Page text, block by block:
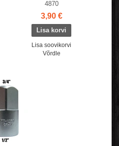
4870
3,90 €
Lisa soovikorvi
Võrdle